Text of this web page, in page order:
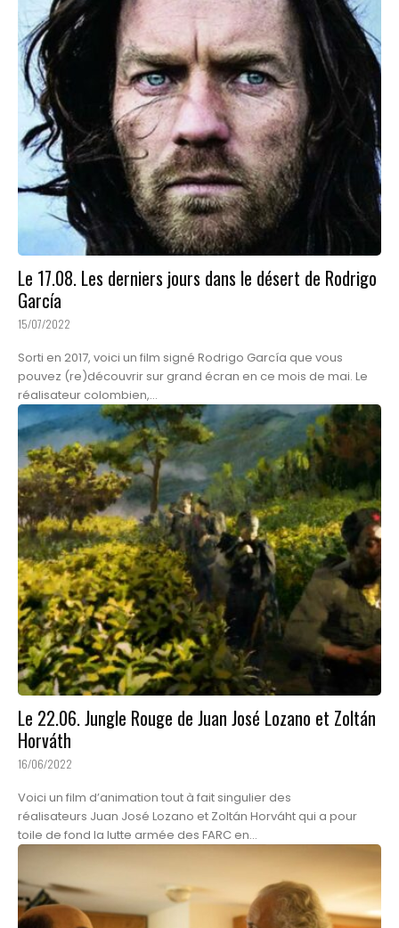
Le 17.08. Les derniers jours dans le désert de Rodrigo
García
15/07/2022
Sorti en 2017, voici un film signé Rodrigo García que vous
pouvez (re)découvrir sur grand écran en ce mois de mai. Le
réalisateur colombien,...
Le 22.06. Jungle Rouge de Juan José Lozano et Zoltán
Horváth
16/06/2022
Voici un film d’animation tout à fait singulier des
réalisateurs Juan José Lozano et Zoltán Horváht qui a pour
toile de fond la lutte armée des FARC en...